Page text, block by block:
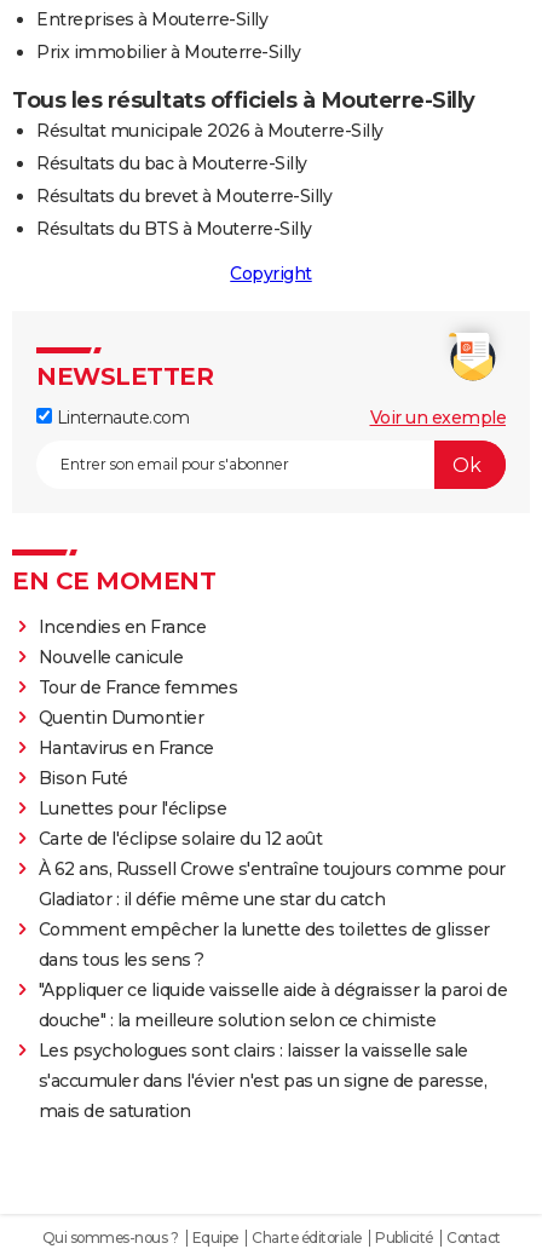
Entreprises à Mouterre-Silly
Prix immobilier à Mouterre-Silly
Tous les résultats officiels à Mouterre-Silly
Résultat municipale 2026 à Mouterre-Silly
Résultats du bac à Mouterre-Silly
Résultats du brevet à Mouterre-Silly
Résultats du BTS à Mouterre-Silly
Copyright
NEWSLETTER
Linternaute.com Voir un exemple
EN CE MOMENT
Incendies en France
Nouvelle canicule
Tour de France femmes
Quentin Dumontier
Hantavirus en France
Bison Futé
Lunettes pour l'éclipse
Carte de l'éclipse solaire du 12 août
À 62 ans, Russell Crowe s'entraîne toujours comme pour
Gladiator : il défie même une star du catch
Comment empêcher la lunette des toilettes de glisser
dans tous les sens ?
"Appliquer ce liquide vaisselle aide à dégraisser la paroi de
douche" : la meilleure solution selon ce chimiste
Les psychologues sont clairs : laisser la vaisselle sale
s'accumuler dans l'évier n'est pas un signe de paresse,
mais de saturation
Qui sommes-nous ? Equipe Charte éditoriale Publicité Contact